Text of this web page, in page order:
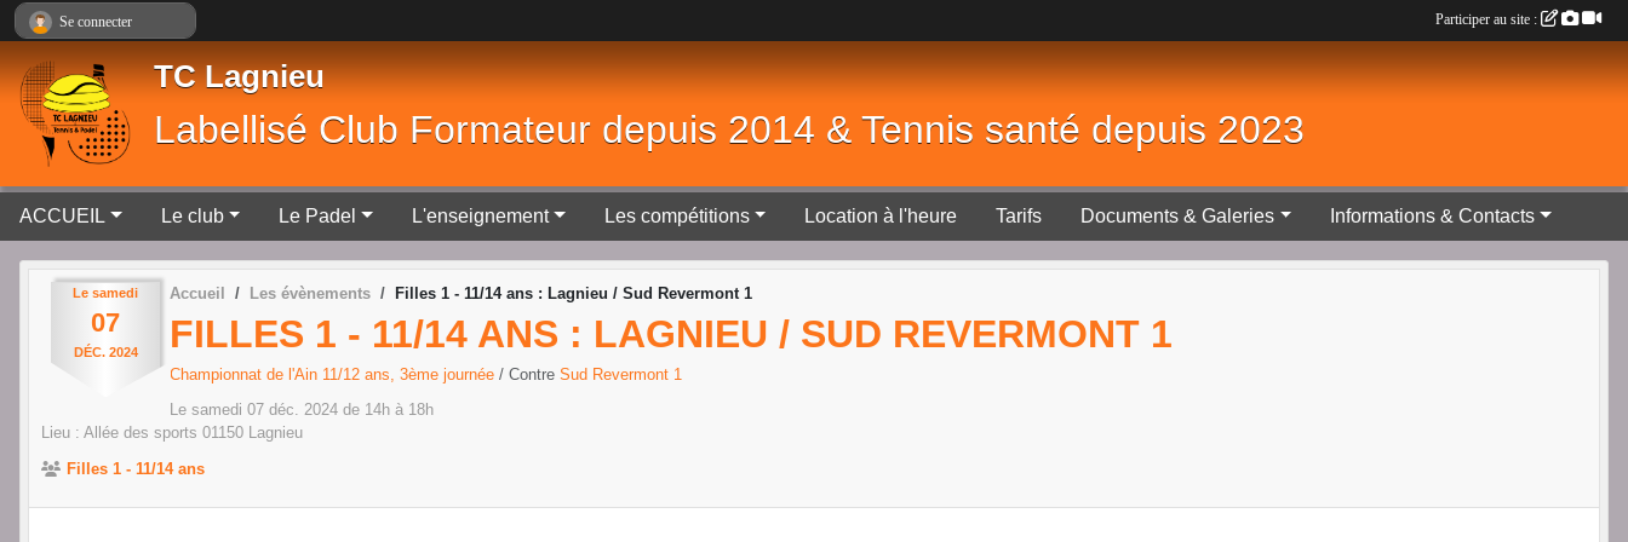
TC Lagnieu
Labellisé Club Formateur depuis 2014 & Tennis santé depuis 2023
ACCUEIL Le club Le Padel L'enseignement Les compétitions Location à l'heure Tarifs Documents & Galeries Informations & Contacts
Le samedi
07
DÉC. 2024
Accueil Les évènements Filles 1 - 11/14 ans : Lagnieu / Sud Revermont 1
FILLES 1 - 11/14 ANS : LAGNIEU / SUD REVERMONT 1
Championnat de l'Ain 11/12 ans, 3ème journée / Contre Sud Revermont 1
Le samedi 07 déc. 2024 de 14h à 18h
Lieu : Allée des sports 01150 Lagnieu
Filles 1 - 11/14 ans
Se connecter Participer au site :
Panneau de gestion des cookies